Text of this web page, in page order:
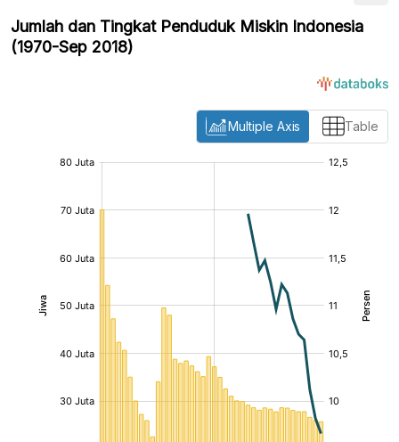
Jumlah dan Tingkat Penduduk Miskin Indonesia
(1970-Sep 2018)
Multiple Axis Table